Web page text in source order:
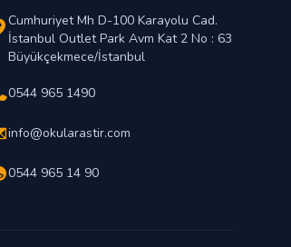
Cumhuriyet Mh D-100 Karayolu Cad.
İstanbul Outlet Park Avm Kat 2 No : 63
Büyükçekmece/İstanbul
0544 965 1490
info@okularastir.com
0544 965 14 90